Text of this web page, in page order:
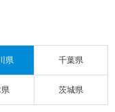
県 千葉県
茨城県